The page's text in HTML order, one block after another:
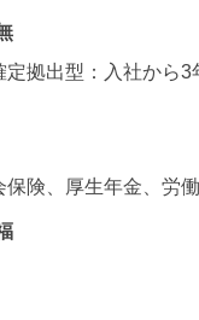
定拠出型：入社から3
保険、厚生年金、労